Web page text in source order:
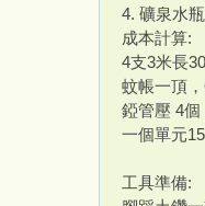
4. 礦泉水
成本計算:
4支3米長
蚊帳一頂
錏管壓 4個
一個單元
工具準備: